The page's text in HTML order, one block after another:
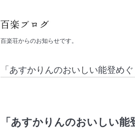
百楽荘からのお知らせです。
「あすかりんのおいしい能登めぐ
「あすかりんのおいしい